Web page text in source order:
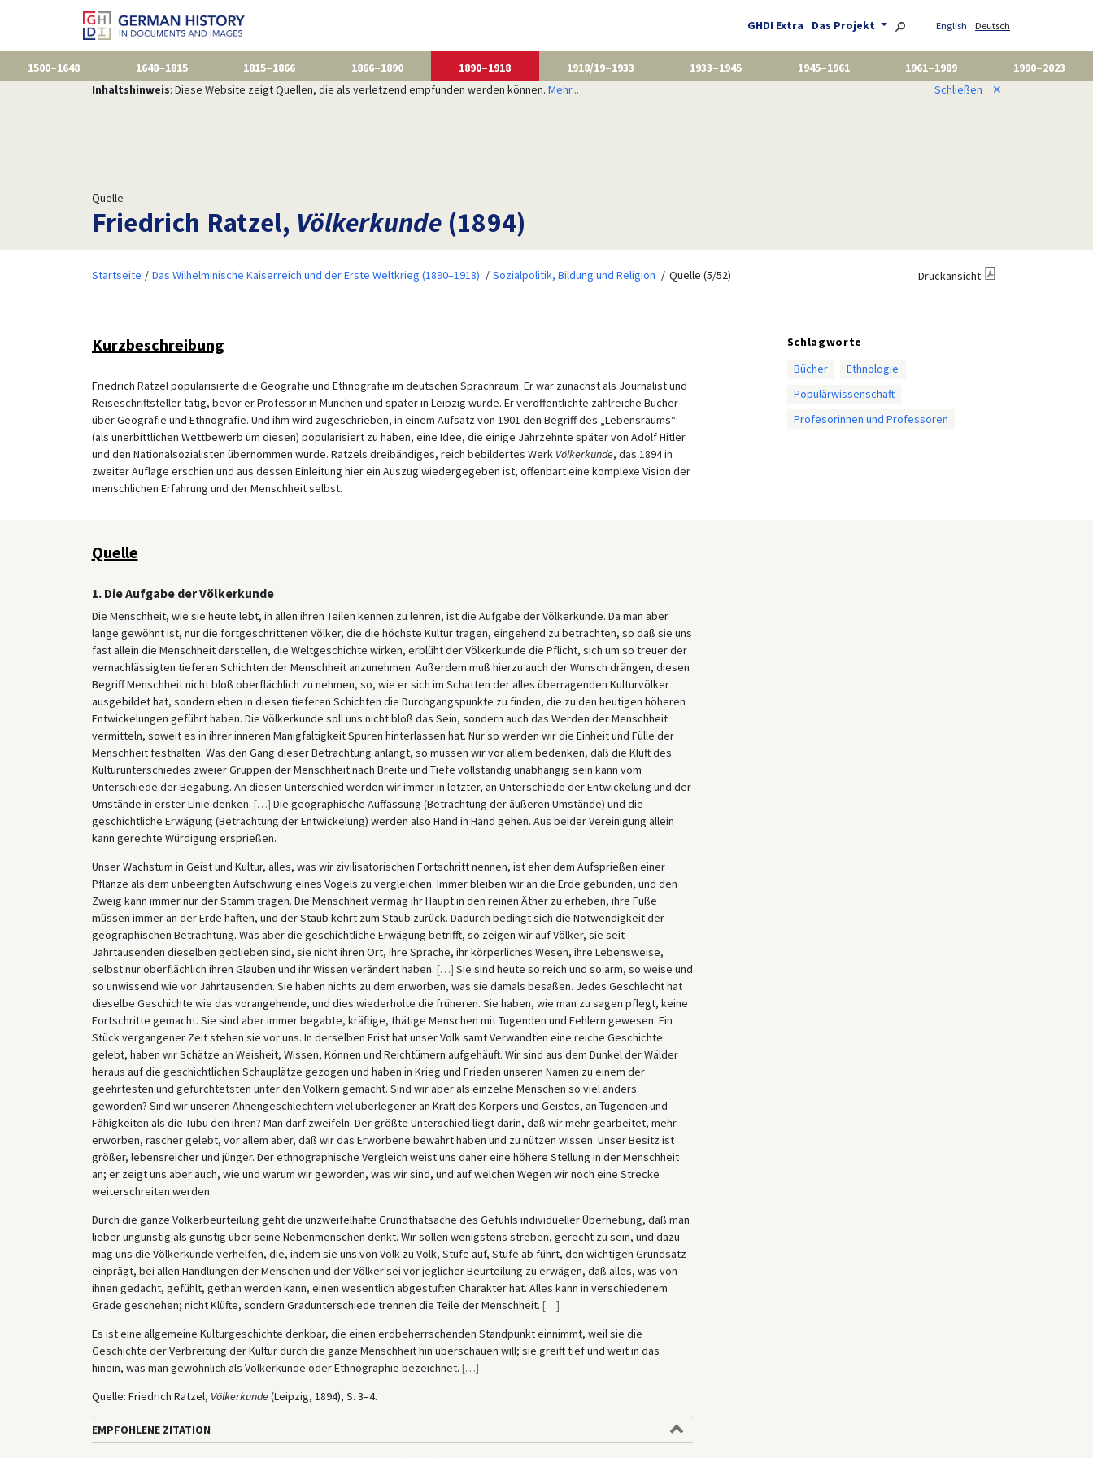
GHDI Extra Das Projekt English Deutsch
1500–1648 1648–1815 1815–1866 1866–1890 1890–1918 1918/19–1933 1933–1945 1945–1961 1961–1989
1990–2023
Inhaltshinweis: Diese Website zeigt Quellen, die als verletzend empfunden werden können. Mehr... Schließen ✕
Quelle
Friedrich Ratzel, Völkerkunde (1894)
Startseite Das Wilhelminische Kaiserreich und der Erste Weltkrieg (1890–1918) Sozialpolitik, Bildung und Religion Quelle (5/52) Druckansicht
Kurzbeschreibung
Friedrich Ratzel popularisierte die Geografie und Ethnografie im deutschen Sprachraum. Er war zunächst als Journalist und
Reiseschriftsteller tätig, bevor er Professor in München und später in Leipzig wurde. Er veröffentlichte zahlreiche Bücher
über Geografie und Ethnografie. Und ihm wird zugeschrieben, in einem Aufsatz von 1901 den Begriff des „Lebensraums“
(als unerbittlichen Wettbewerb um diesen) popularisiert zu haben, eine Idee, die einige Jahrzehnte später von Adolf Hitler
und den Nationalsozialisten übernommen wurde. Ratzels dreibändiges, reich bebildertes Werk Völkerkunde, das 1894 in
zweiter Auflage erschien und aus dessen Einleitung hier ein Auszug wiedergegeben ist, offenbart eine komplexe Vision der
menschlichen Erfahrung und der Menschheit selbst.
Schlagworte
Bücher
Ethnologie
Populärwissenschaft
Profesorinnen und Professoren
Quelle
1. Die Aufgabe der Völkerkunde
Die Menschheit, wie sie heute lebt, in allen ihren Teilen kennen zu lehren, ist die Aufgabe der Völkerkunde. Da man aber
lange gewöhnt ist, nur die fortgeschrittenen Völker, die die höchste Kultur tragen, eingehend zu betrachten, so daß sie uns
fast allein die Menschheit darstellen, die Weltgeschichte wirken, erblüht der Völkerkunde die Pflicht, sich um so treuer der
vernachlässigten tieferen Schichten der Menschheit anzunehmen. Außerdem muß hierzu auch der Wunsch drängen, diesen
Begriff Menschheit nicht bloß oberflächlich zu nehmen, so, wie er sich im Schatten der alles überragenden Kulturvölker
ausgebildet hat, sondern eben in diesen tieferen Schichten die Durchgangspunkte zu finden, die zu den heutigen höheren
Entwickelungen geführt haben. Die Völkerkunde soll uns nicht bloß das Sein, sondern auch das Werden der Menschheit
vermitteln, soweit es in ihrer inneren Manigfaltigkeit Spuren hinterlassen hat. Nur so werden wir die Einheit und Fülle der
Menschheit festhalten. Was den Gang dieser Betrachtung anlangt, so müssen wir vor allem bedenken, daß die Kluft des
Kulturunterschiedes zweier Gruppen der Menschheit nach Breite und Tiefe vollständig unabhängig sein kann vom
Unterschiede der Begabung. An diesen Unterschied werden wir immer in letzter, an Unterschiede der Entwickelung und der
Umstände in erster Linie denken. […] Die geographische Auffassung (Betrachtung der äußeren Umstände) und die
geschichtliche Erwägung (Betrachtung der Entwickelung) werden also Hand in Hand gehen. Aus beider Vereinigung allein
kann gerechte Würdigung ersprießen.
Unser Wachstum in Geist und Kultur, alles, was wir zivilisatorischen Fortschritt nennen, ist eher dem Aufsprießen einer
Pflanze als dem unbeengten Aufschwung eines Vogels zu vergleichen. Immer bleiben wir an die Erde gebunden, und den
Zweig kann immer nur der Stamm tragen. Die Menschheit vermag ihr Haupt in den reinen Äther zu erheben, ihre Füße
müssen immer an der Erde haften, und der Staub kehrt zum Staub zurück. Dadurch bedingt sich die Notwendigkeit der
geographischen Betrachtung. Was aber die geschichtliche Erwägung betrifft, so zeigen wir auf Völker, sie seit
Jahrtausenden dieselben geblieben sind, sie nicht ihren Ort, ihre Sprache, ihr körperliches Wesen, ihre Lebensweise,
selbst nur oberflächlich ihren Glauben und ihr Wissen verändert haben. […] Sie sind heute so reich und so arm, so weise und
so unwissend wie vor Jahrtausenden. Sie haben nichts zu dem erworben, was sie damals besaßen. Jedes Geschlecht hat
dieselbe Geschichte wie das vorangehende, und dies wiederholte die früheren. Sie haben, wie man zu sagen pflegt, keine
Fortschritte gemacht. Sie sind aber immer begabte, kräftige, thätige Menschen mit Tugenden und Fehlern gewesen. Ein
Stück vergangener Zeit stehen sie vor uns. In derselben Frist hat unser Volk samt Verwandten eine reiche Geschichte
gelebt, haben wir Schätze an Weisheit, Wissen, Können und Reichtümern aufgehäuft. Wir sind aus dem Dunkel der Wälder
heraus auf die geschichtlichen Schauplätze gezogen und haben in Krieg und Frieden unseren Namen zu einem der
geehrtesten und gefürchtetsten unter den Völkern gemacht. Sind wir aber als einzelne Menschen so viel anders
geworden? Sind wir unseren Ahnengeschlechtern viel überlegener an Kraft des Körpers und Geistes, an Tugenden und
Fähigkeiten als die Tubu den ihren? Man darf zweifeln. Der größte Unterschied liegt darin, daß wir mehr gearbeitet, mehr
erworben, rascher gelebt, vor allem aber, daß wir das Erworbene bewahrt haben und zu nützen wissen. Unser Besitz ist
größer, lebensreicher und jünger. Der ethnographische Vergleich weist uns daher eine höhere Stellung in der Menschheit
an; er zeigt uns aber auch, wie und warum wir geworden, was wir sind, und auf welchen Wegen wir noch eine Strecke
weiterschreiten werden.
Durch die ganze Völkerbeurteilung geht die unzweifelhafte Grundthatsache des Gefühls individueller Überhebung, daß man
lieber ungünstig als günstig über seine Nebenmenschen denkt. Wir sollen wenigstens streben, gerecht zu sein, und dazu
mag uns die Völkerkunde verhelfen, die, indem sie uns von Volk zu Volk, Stufe auf, Stufe ab führt, den wichtigen Grundsatz
einprägt, bei allen Handlungen der Menschen und der Völker sei vor jeglicher Beurteilung zu erwägen, daß alles, was von
ihnen gedacht, gefühlt, gethan werden kann, einen wesentlich abgestuften Charakter hat. Alles kann in verschiedenem
Grade geschehen; nicht Klüfte, sondern Gradunterschiede trennen die Teile der Menschheit. […]
Es ist eine allgemeine Kulturgeschichte denkbar, die einen erdbeherrschenden Standpunkt einnimmt, weil sie die
Geschichte der Verbreitung der Kultur durch die ganze Menschheit hin überschauen will; sie greift tief und weit in das
hinein, was man gewöhnlich als Völkerkunde oder Ethnographie bezeichnet. […]
Quelle: Friedrich Ratzel, Völkerkunde(Leipzig, 1894), S. 3–4.
EMPFOHLENE ZITATION